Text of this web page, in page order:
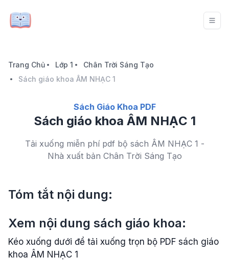
Trang Chủ Lớp 1
Chân Trời Sáng Tạo
Sách giáo khoa ÂM NHẠC 1
Sách Giáo Khoa PDF
Sách giáo khoa ÂM NHẠC 1
Tải xuống miễn phí pdf bộ sách ÂM NHẠC 1 -
Nhà xuất bản Chân Trời Sáng Tạo
Tóm tắt nội dung:
Xem nội dung sách giáo khoa:
Kéo xuống dưới để tải xuống trọn bộ PDF sách giáo
khoa ÂM NHẠC 1